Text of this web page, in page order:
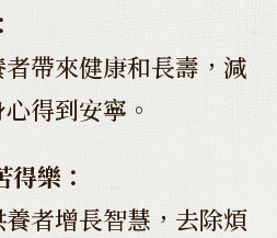
帶來健康和長壽，減
得到安寧。
樂：
者增長智慧，去除煩